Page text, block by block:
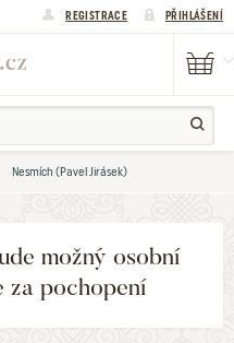
REGISTRACE PŘIHLÁŠENÍ
Nesmích (Pavel Jirásek)
možný osobní
za pochopení